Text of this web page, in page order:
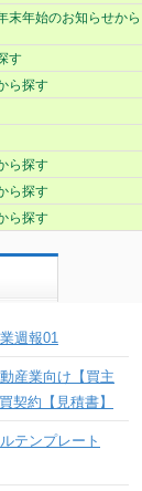
末年始のお知らせから
す
ら探す
ら探す
ら探す
ら探す
週報01
産業向け【買主
契約【見積書】
テンプレート